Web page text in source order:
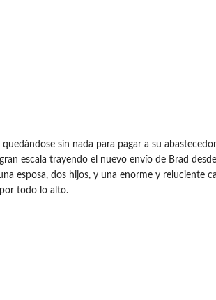
sin nada para pagar a su
escala trayendo el nuevo envío de Brad
esposa, dos hijos, y una enorme y reluciente
todo lo alto.